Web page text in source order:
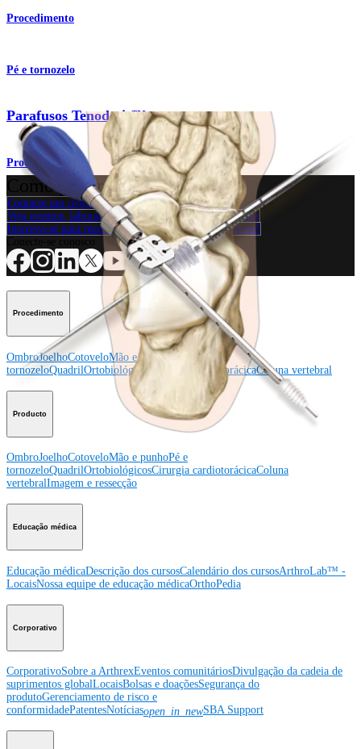
Procedimento
Pé e tornozelo
Parafusos Tenodesis™
Produto
Como podemos ajudar?
Contacte um representante
Veja eventos, laboratórios e oportunidades educacionais
Inscreva-se para receber: O que há de novo na Arthrex?
Procedimento
OmbroJoelhoCotoveloMão e punhoPé e
tornozeloQuadrilOrtobiológicos Cirurgia cardiotorácicaColuna vertebral
Producto
OmbroJoelhoCotoveloMão e punhoPé e
tornozeloQuadrilOrtobiológicosCirurgia cardiotorácicaColuna
vertebralImagem e ressecção
Educação médica
Educação médicaDescrição dos cursosCalendário dos cursosArthroLab™ -
LocaisNossa equipe de educação médicaOrthoPedia
Corporativo
CorporativoSobre a ArthrexEventos comunitáriosDivulgação da cadeia de
suprimentos globalLocaisBolsas e doaçõesSegurança do
produtoGerenciamento de risco e
conformidadePatentesNotíciasopen_in_newSBA Support